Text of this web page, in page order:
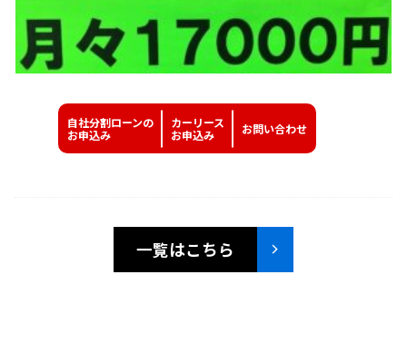
自社分割ローンの
お申込み
カーリース
お申込み
お問い合わせ
一覧はこちら